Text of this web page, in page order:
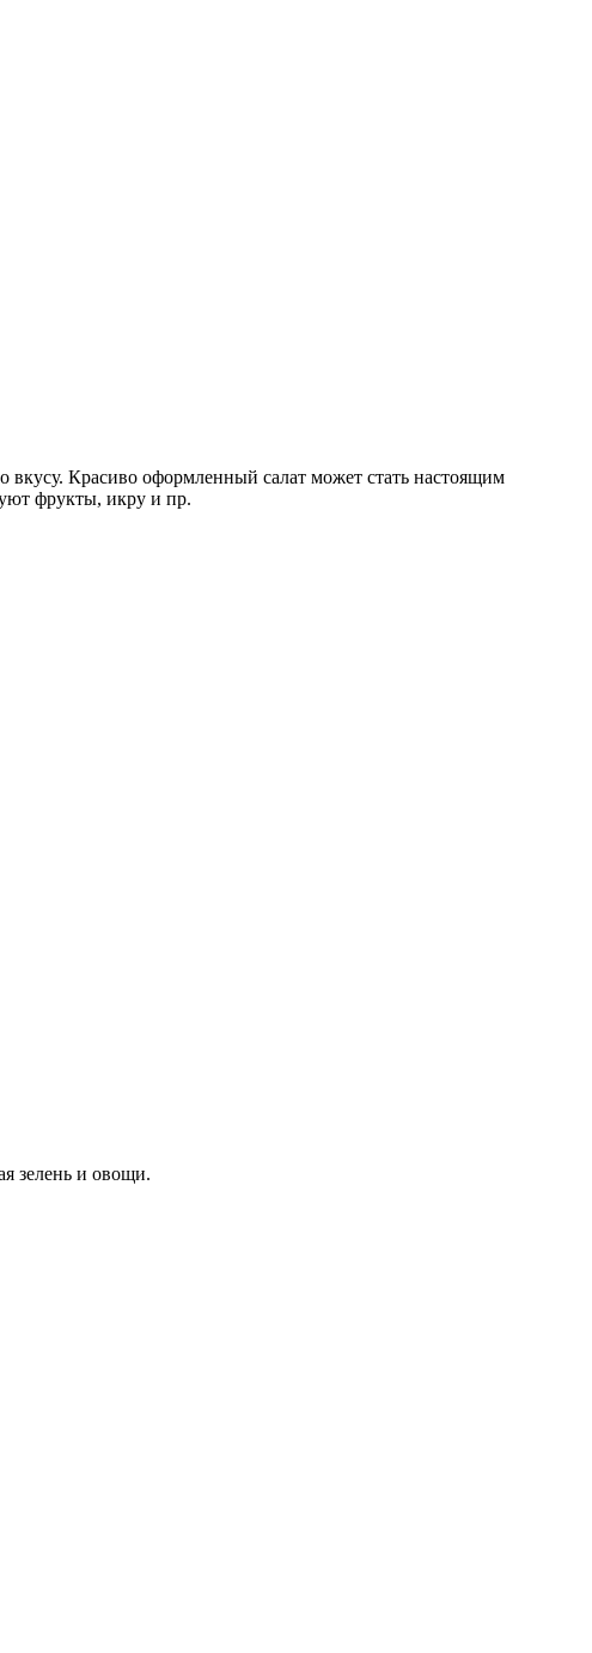
вкусу. Красиво оформленный салат может стать настоящим
фрукты, икру и пр.
зелень и овощи.